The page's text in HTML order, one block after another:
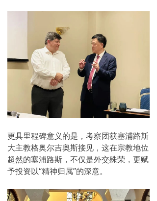
更具里程碑意义的是，考察团获塞浦路斯
大主教格奥尔吉奥斯接见，这在宗教地位
超然的塞浦路斯，不仅是外交殊荣，更赋
予投资以“精神归属”的深意。